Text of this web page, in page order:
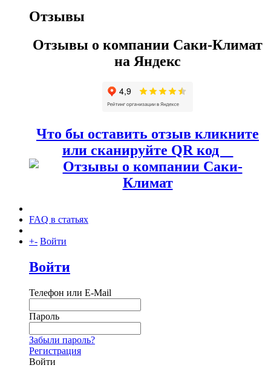
Отзывы
Отзывы о компании Саки-Климат
на Яндекс
Что бы оставить отзыв кликните
или сканируйте QR код
FAQ в статьях
+- Войти
Войти
Телефон или E-Mail
Пароль
Забыли пароль?
Регистрация
Войти